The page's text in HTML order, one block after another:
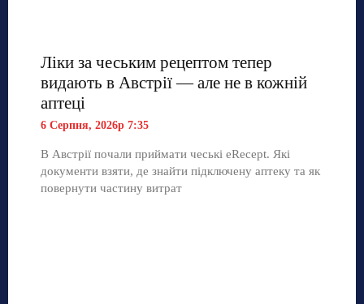
Ліки за чеським рецептом тепер
видають в Австрії — але не в кожній
аптеці
6 Серпня, 2026р 7:35
В Австрії почали приймати чеські eRecept. Які
документи взяти, де знайти підключену аптеку та як
повернути частину витрат